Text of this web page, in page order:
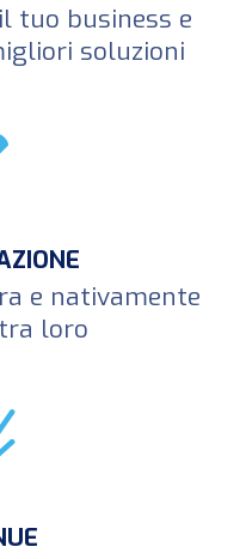
tuo business e
soluzioni
e nativamente
loro